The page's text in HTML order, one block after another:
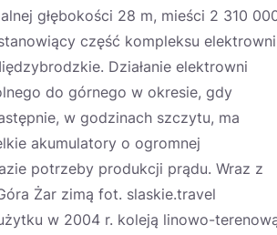
głębokości 28 m, mieści 2 310
część kompleksu
Działanie elektrowni
do górnego w okresie, gdy
w godzinach szczytu, ma
akumulatory o ogromnej
potrzeby produkcji prądu. Wraz z
Żar zimą fot. slaskie.travel
w 2004 r. koleją linowo-